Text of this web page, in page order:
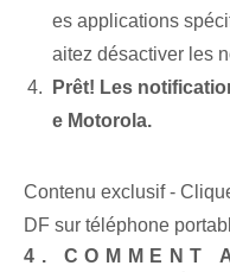
es applications
aitez désactiver les
Prêt! Les
e Motorola.
Contenu exclusif -
DF sur téléphone
4. COMMENT